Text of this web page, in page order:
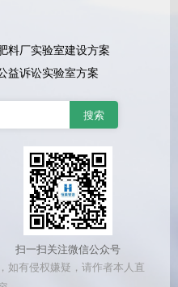
料厂实验室建设方案
益诉讼实验室方案
扫一扫关注微信公众号
如有侵权嫌疑，请作者本人直